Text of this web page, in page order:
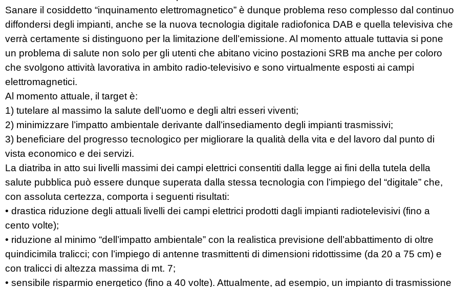
Sanare il cosiddetto “inquinamento elettromagnetico” è dunque problema reso complesso dal continuo
diffondersi degli impianti, anche se la nuova tecnologia digitale radiofonica DAB e quella televisiva che
verrà certamente si distinguono per la limitazione dell’emissione. Al momento attuale tuttavia si pone
un problema di salute non solo per gli utenti che abitano vicino postazioni SRB ma anche per coloro
che svolgono attività lavorativa in ambito radio-televisivo e sono virtualmente esposti ai campi
elettromagnetici.
Al momento attuale, il target è:
1) tutelare al massimo la salute dell’uomo e degli altri esseri viventi;
2) minimizzare l’impatto ambientale derivante dall’insediamento degli impianti trasmissivi;
3) beneficiare del progresso tecnologico per migliorare la qualità della vita e del lavoro dal punto di
vista economico e dei servizi.
La diatriba in atto sui livelli massimi dei campi elettrici consentiti dalla legge ai fini della tutela della
salute pubblica può essere dunque superata dalla stessa tecnologia con l’impiego del “digitale” che,
con assoluta certezza, comporta i seguenti risultati:
• drastica riduzione degli attuali livelli dei campi elettrici prodotti dagli impianti radiotelevisivi (fino a
cento volte);
• riduzione al minimo “dell’impatto ambientale” con la realistica previsione dell’abbattimento di oltre
quindicimila tralicci; con l’impiego di antenne trasmittenti di dimensioni ridottissime (da 20 a 75 cm) e
con tralicci di altezza massima di mt. 7;
• sensibile risparmio energetico (fino a 40 volte). Attualmente, ad esempio, un impianto di trasmissione